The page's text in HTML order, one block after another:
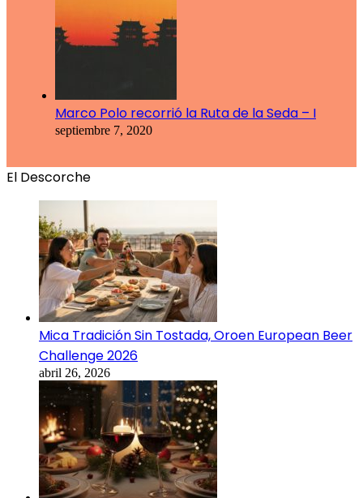
Marco Polo recorrió la Ruta de la Seda – I
septiembre 7, 2020
El Descorche
Mica Tradición Sin Tostada, Oroen European Beer
Challenge 2026
abril 26, 2026